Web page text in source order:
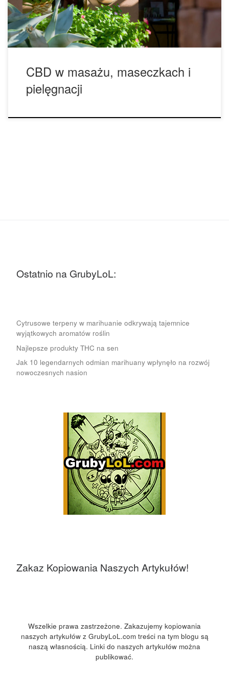
obejmujące zabieg spersonalizowanym błotem z dodatkiem
[…]
CBD w masażu, maseczkach i
pielęgnacji
Ostatnio na GrubyLoL:
Cytrusowe terpeny w marihuanie odkrywają tajemnice
wyjątkowych aromatów roślin
Najlepsze produkty THC na sen
Jak 10 legendarnych odmian marihuany wpłynęło na rozwój
nowoczesnych nasion
Zakaz Kopiowania Naszych Artykułów!
Wszelkie prawa zastrzeżone. Zakazujemy kopiowania
naszych artykułów z GrubyLoL.com treści na tym blogu są
naszą własnością. Linki do naszych artykułów można
publikować.